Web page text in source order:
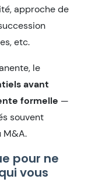
approche de
etc.
le
avant
formelle —
souvent
M&A.
pour ne
vous